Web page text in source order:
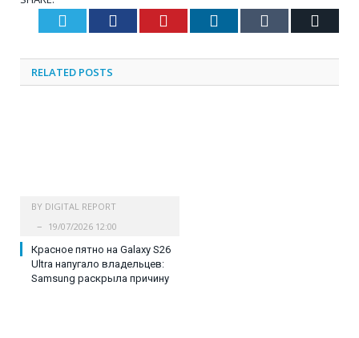
Twitter Facebook Pinterest LinkedIn Tumblr
RELATED POSTS
BY DIGITAL REPORT
19/07/2026 12:00
Красное пятно на Galaxy S26
Ultra напугало владельцев:
Samsung раскрыла причину